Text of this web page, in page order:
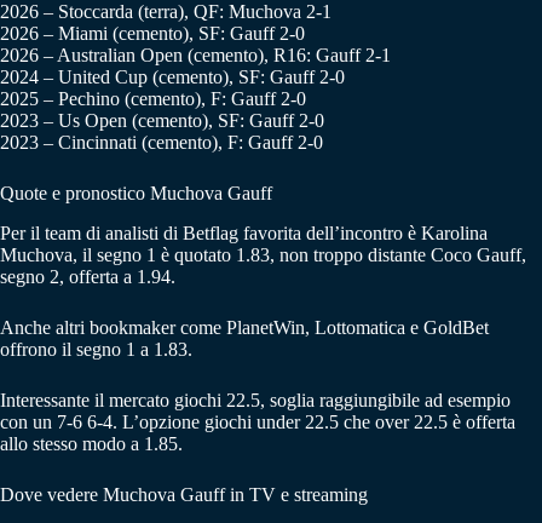
2026 – Stoccarda (terra), QF: Muchova 2-1
2026 – Miami (cemento), SF: Gauff 2-0
2026 – Australian Open (cemento), R16: Gauff 2-1
2024 – United Cup (cemento), SF: Gauff 2-0
2025 – Pechino (cemento), F: Gauff 2-0
2023 – Us Open (cemento), SF: Gauff 2-0
2023 – Cincinnati (cemento), F: Gauff 2-0
Quote e pronostico Muchova Gauff
Per il team di analisti di Betflag favorita dell’incontro è Karolina
Muchova, il segno 1 è quotato 1.83, non troppo distante Coco Gauff,
segno 2, offerta a 1.94.
Anche altri bookmaker come PlanetWin, Lottomatica e GoldBet
offrono il segno 1 a 1.83.
Interessante il mercato giochi 22.5, soglia raggiungibile ad esempio
con un 7-6 6-4. L’opzione giochi under 22.5 che over 22.5 è offerta
allo stesso modo a 1.85.
Dove vedere Muchova Gauff in TV e streaming